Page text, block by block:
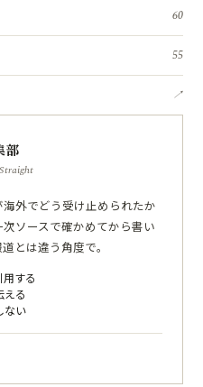
60
55
↗
部
外でどう受け止められたか
ソースで確かめてから書い
とは違う角度で。
する
える
ない